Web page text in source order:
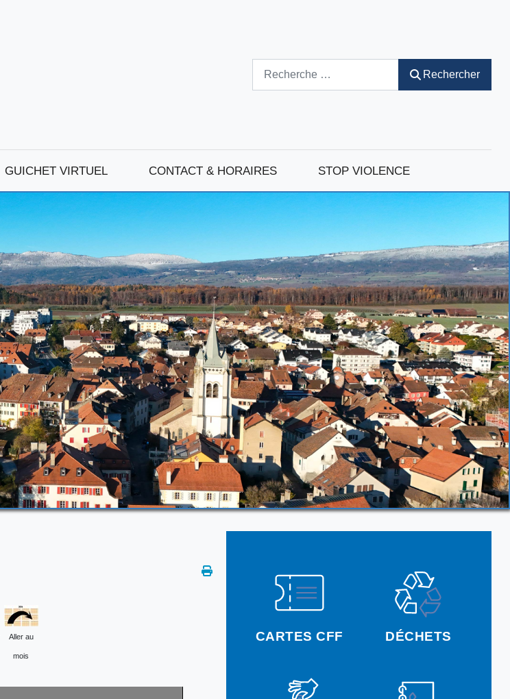
Rechercher
GUICHET VIRTUEL CONTACT & HORAIRES STOP VIOLENCE
CARTES CFF DÉCHETS
Aller au
mois